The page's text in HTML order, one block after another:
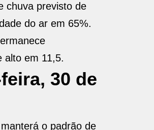
chuva previsto de
do ar em 65%.
alto em 11,5.
30 de
o padrão de